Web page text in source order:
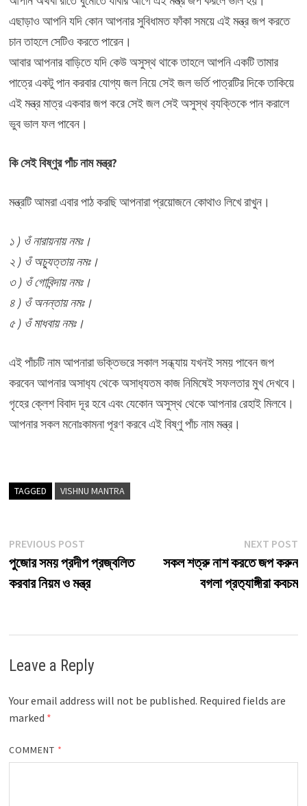
এছাড়াও আপনি যদি কোন আপনার সুবিধামত ফাঁকা সময়ে এই মন্ত্র জপ করতে
চান তাহলে সেটিও করতে পারেন।
আবার আপনার বাড়িতে যদি কেউ অসুস্থ থাকে তাহলে আপনি একটি তামার
পাত্রে একটু পান করবার যোগ্য জল নিয়ে সেই জল ভর্তি পাত্রটির দিকে তাকিয়ে
এই মন্ত্র মাত্র একবার জপ করে সেই জল সেই অসুস্থ ব‍্যক্তিকে পান করালে
ভুব ভাল ফল পাবেন।
কি সেই বিষ্ণুর পাঁচ নাম মন্ত্র?
মন্ত্রটি আমরা এবার পাঠ করছি আপনারা প্রয়োজনে কোথাও লিখে রাখুন।
১ ) ওঁ নারায়নায় নমঃ।
২ ) ওঁ অচ‍্যুত্তায় নমঃ।
৩ ) ওঁ গোবিন্দায় নমঃ।
৪ ) ওঁ অনন্তায় নমঃ।
৫ ) ওঁ মাধবায় নমঃ।
এই পাঁচটি নাম আপনারা ভক্তিভরে সকাল সন্ধ্যায় যখনই সময় পাবেন জপ
করবেন আপনার অসাধ‍্য থেকে অসাধ‍্যতম কাজ নিমিষেই সফলতার মুখ দেখবে।
গৃহের ক্লেশ বিবাদ দূর হবে এবং যেকোন অসুস্থ থেকে আপনার রেহাই মিলবে।
আপনার সকল মনোঃকামনা পূরণ করবে এই বিষ্ণু পাঁচ নাম মন্ত্র।
TAGGED VISHNU MANTRA
Post
navigation
PREVIOUS POSTPrevious
post:
পুজোর সময় প্রদীপ প্রজ্বলিত
করবার নিয়ম ও মন্ত্র
NEXT POST
সকল শত্রু নাশ করতে জপ করুন
বগলা প্রত‍্যাঙ্গীরা কবচম
Leave a Reply
Your email address will not be published. Required fields are
marked *
COMMENT *